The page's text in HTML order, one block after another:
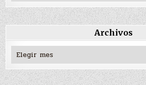
Archivos
Archivos